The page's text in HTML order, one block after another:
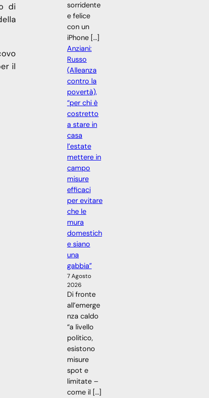
di
il
sorridente
e felice
con un
iPhone […]
Anziani:
Russo
(Alleanza
contro la
povertà),
“per chi è
costretto
a stare in
casa
l’estate
mettere in
campo
misure
efficaci
per evitare
che le
mura
domestich
e siano
una
gabbia”
7 Agosto
2026
Di fronte
all’emerge
nza caldo
“a livello
politico,
esistono
misure
spot e
limitate –
come il […]